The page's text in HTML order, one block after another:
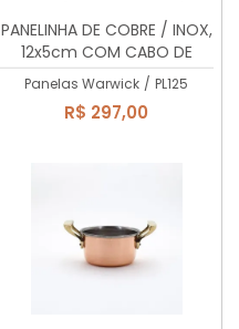
PANELINHA DE COBRE / INOX,
12x5cm COM CABO DE
LATÃO MACIÇO, 560ml
Panelas Warwick / PL125
R$ 297,00